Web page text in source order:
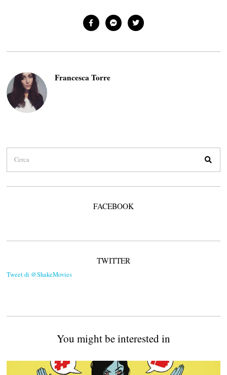
Francesca Torre
FACEBOOK
TWITTER
Tweet di @ShakeMovies
You might be interested in